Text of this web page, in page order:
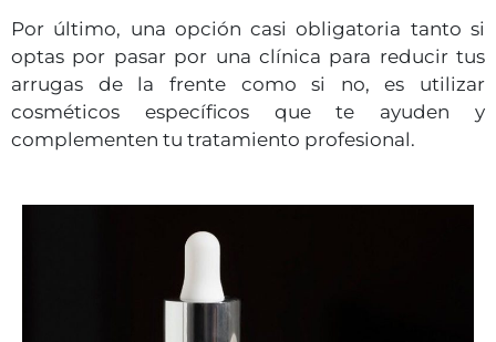
Por último, una opción casi obligatoria tanto si
optas por pasar por una clínica para reducir tus
arrugas de la frente como si no, es utilizar
cosméticos específicos que te ayuden y
complementen tu tratamiento profesional.